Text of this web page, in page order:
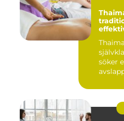
söker